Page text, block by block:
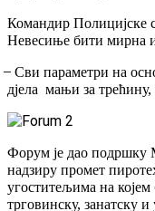
Командир Полицијске
Невесиње бити мирна и
Сви параметри на
дјела мањи за трећину,
Форум је дао подршку
надзиру промет
угоститељима на
трговинску, занатску